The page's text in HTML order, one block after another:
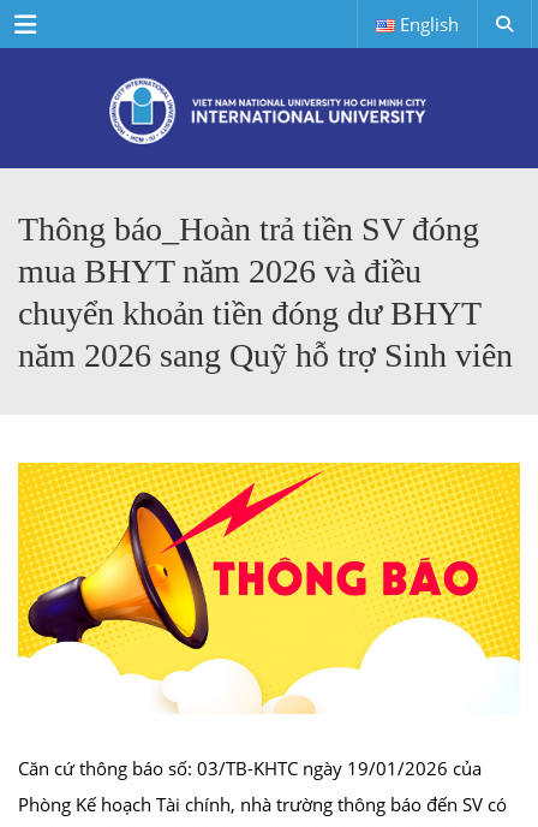
Menu English
Thông báo_Hoàn trả tiền SV đóng
mua BHYT năm 2026 và điều
chuyển khoản tiền đóng dư BHYT
năm 2026 sang Quỹ hỗ trợ Sinh viên
Căn cứ thông báo số: 03/TB-KHTC ngày 19/01/2026 của
Phòng Kế hoạch Tài chính, nhà trường thông báo đến SV có